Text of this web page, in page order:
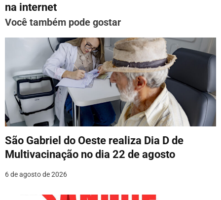
a
ç
e
P
o
s
t
na internet
Você também pode gostar
São Gabriel do Oeste realiza Dia D de
Multivacinação no dia 22 de agosto
6 de agosto de 2026